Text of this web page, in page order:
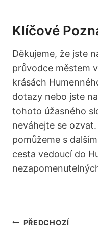
Klíčové
Děkujeme, že jste
průvodce městem
krásách
dotazy nebo jste
tohoto úžasného
neváhejte⁤ se
pomůžeme s
cesta vedoucí do‍
Navigace
PŘEDCHOZÍ